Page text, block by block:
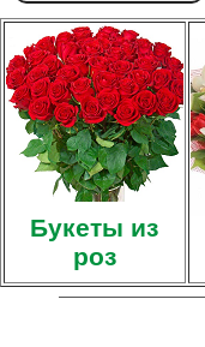
Букеты из
роз